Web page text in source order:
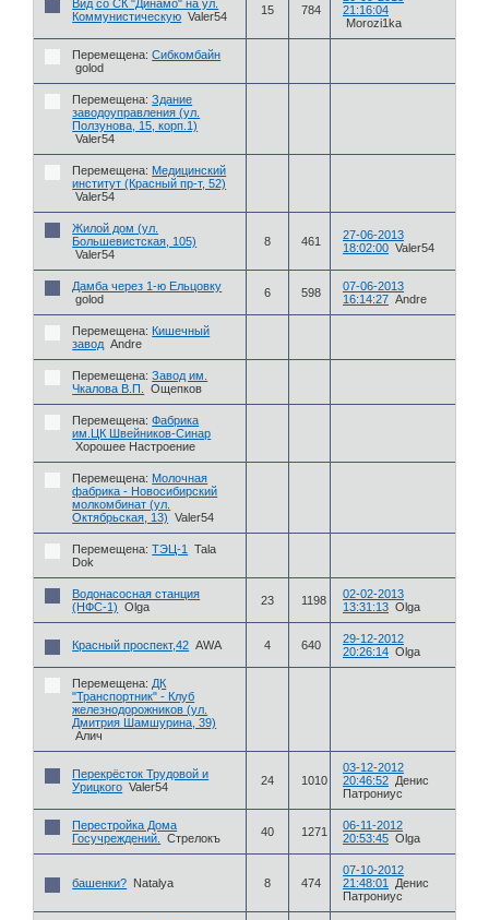
Вид со СК "Динамо" на ул.
Коммунистическую Valer54 15 784
21:16:04
Morozi1ka
Перемещена: Сибкомбайн
golod
Перемещена: Здание
заводоуправления (ул.
Ползунова, 15, корп.1)
Valer54
Перемещена: Медицинский
институт (Красный пр-т, 52)
Valer54
Жилой дом (ул.
Большевистская, 105)
Valer54
8 461
27-06-2013
18:02:00 Valer54
Дамба через 1-ю Ельцовку
golod
6 598
07-06-2013
16:14:27 Andre
Перемещена: Кишечный
завод Andre
Перемещена: Завод им.
Чкалова В.П.
Ощепков
Перемещена: Фабрика
им.ЦК Швейников-Синар
Хорошее Настроение
Перемещена: Молочная
фабрика - Новосибирский
молкомбинат (ул.
Октябрьская, 13)
Valer54
Перемещена: ТЭЦ-1
Tala
Dok
Водонасосная станция
(НФС-1)
Olga 23 1198
02-02-2013
13:31:13 Olga
Красный проспект,42 AWA 4 640
29-12-2012
20:26:14 Olga
Перемещена: ДК
"Транспортник" - Клуб
железнодорожников (ул.
Дмитрия Шамшурина, 39)
Алич
Перекрёсток Трудовой и
Урицкого Valer54 24 1010
03-12-2012
20:46:52 Денис
Патрониус
Перестройка Дома
Госучреждений.
Стрелокъ 40 1271
06-11-2012
20:53:45 Olga
башенки? Natalya 8 474
07-10-2012
21:48:01
Денис
Патрониус